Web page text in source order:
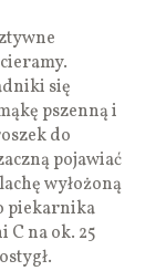
się
pszenną i
do
pojawiać
wyłożoną
piekarnika
C na ok. 25